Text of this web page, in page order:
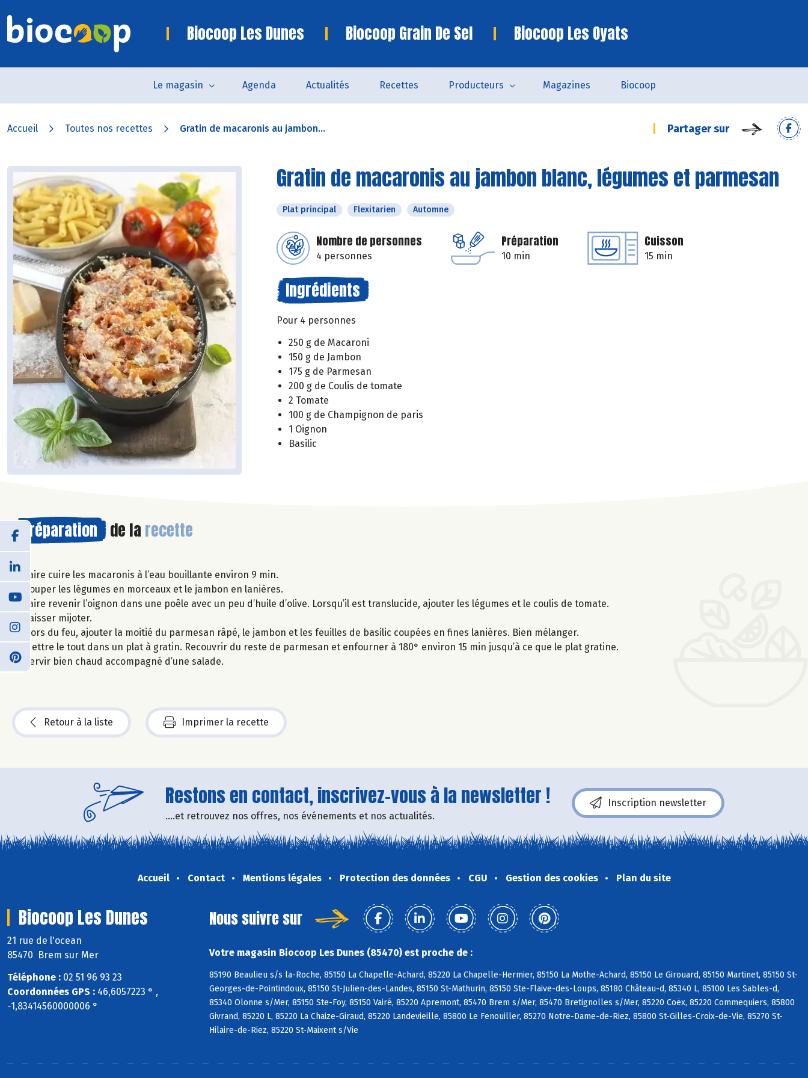
Biocoop Les Dunes Biocoop Grain De Sel Biocoop Les Oyats
Le magasin Agenda Actualités Recettes Producteurs Magazines Biocoop
Accueil Toutes nos recettes Gratin de macaronis au jambon... Partager sur
Gratin de macaronis au jambon blanc, légumes et parmesan
Plat principal Flexitarien Automne
Nombre de personnes
4 personnes
Préparation
10 min
Cuisson
15 min
Ingrédients
Pour 4 personnes
250 g de Macaroni
150 g de Jambon
175 g de Parmesan
200 g de Coulis de tomate
2 Tomate
100 g de Champignon de paris
1 Oignon
Basilic
Préparation de la recette
Faire cuire les macaronis à l’eau bouillante environ 9 min.
Couper les légumes en morceaux et le jambon en lanières.
Faire revenir l’oignon dans une poêle avec un peu d’huile d’olive. Lorsqu’il est translucide, ajouter les légumes et le coulis de tomate.
Laisser mijoter.
Hors du feu, ajouter la moitié du parmesan râpé, le jambon et les feuilles de basilic coupées en fines lanières. Bien mélanger.
Mettre le tout dans un plat à gratin. Recouvrir du reste de parmesan et enfourner à 180° environ 15 min jusqu’à ce que le plat gratine.
Servir bien chaud accompagné d’une salade.
Retour à la liste Imprimer la recette
Restons en contact, inscrivez-vous à la newsletter !
....et retrouvez nos offres, nos événements et nos actualités.
Inscription newsletter
Accueil Contact Mentions légales Protection des données CGU Gestion des cookies Plan du site
Biocoop Les Dunes
21 rue de l'ocean
85470 Brem sur Mer
Téléphone : 02 51 96 93 23
Coordonnées GPS : 46,6057223 ° ,
-1,83414560000006 °
Nous suivre sur
Votre magasin Biocoop Les Dunes (85470) est proche de :
85190 Beaulieu s/s la-Roche, 85150 La Chapelle-Achard, 85220 La Chapelle-Hermier, 85150 La Mothe-Achard, 85150 Le Girouard, 85150 Martinet, 85150 St-
Georges-de-Pointindoux, 85150 St-Julien-des-Landes, 85150 St-Mathurin, 85150 Ste-Flaive-des-Loups, 85180 Château-d, 85340 L, 85100 Les Sables-d,
85340 Olonne s/Mer, 85150 Ste-Foy, 85150 Vairé, 85220 Apremont, 85470 Brem s/Mer, 85470 Bretignolles s/Mer, 85220 Coëx, 85220 Commequiers, 85800
Givrand, 85220 L, 85220 La Chaize-Giraud, 85220 Landevieille, 85800 Le Fenouiller, 85270 Notre-Dame-de-Riez, 85800 St-Gilles-Croix-de-Vie, 85270 St-
Hilaire-de-Riez, 85220 St-Maixent s/Vie